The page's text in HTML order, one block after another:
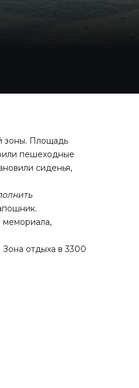
зоны. Площадь
пешеходные
сиденья,
мемориала,
отдыха в 3300